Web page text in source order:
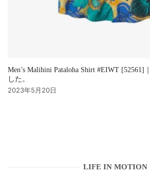
Men’s Malihini Pataloha Shirt #EIWT [52561]
した。
2023年5月20日
LIFE IN MOTION